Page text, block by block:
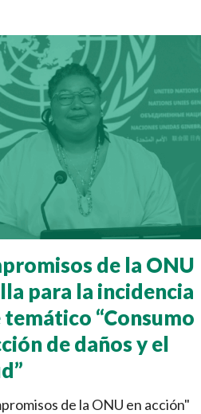
de la ONU
para la incidencia
“Consumo
de daños y el
de la ONU en acción"